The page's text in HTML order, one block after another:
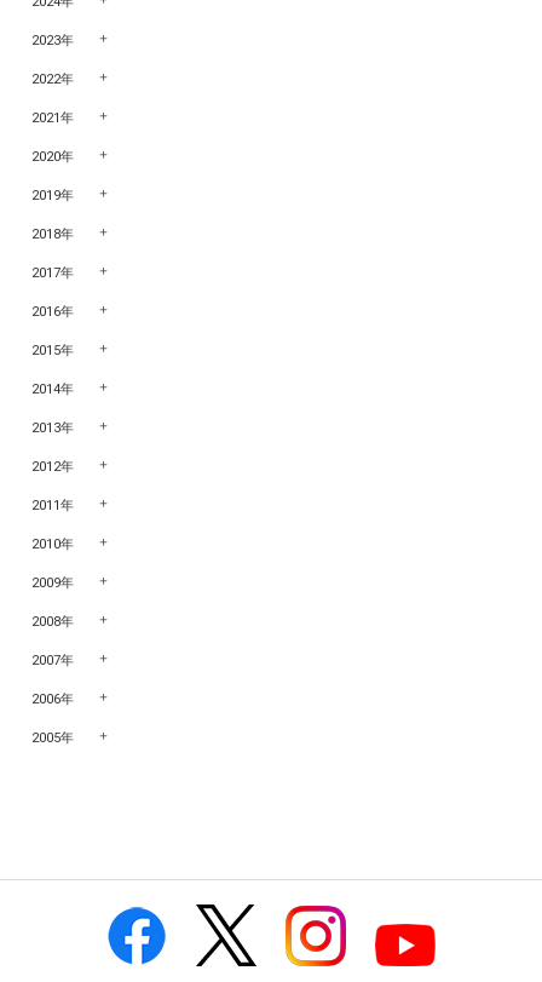
2023年
2022年
2021年
2020年
2019年
2018年
2017年
2016年
2015年
2014年
2013年
2012年
2011年
2010年
2009年
2008年
2007年
2006年
2005年